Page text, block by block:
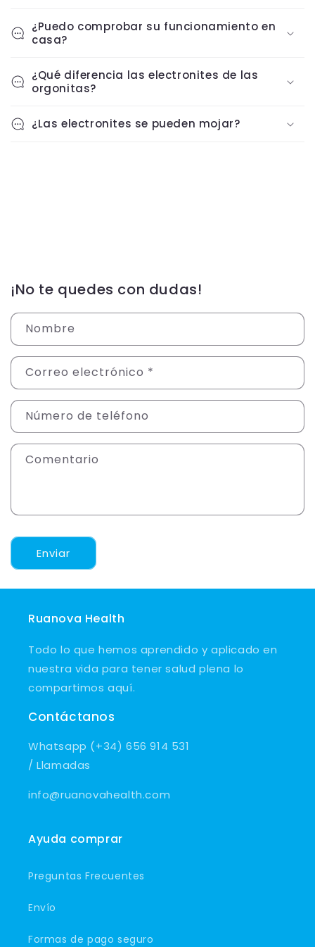
¿Puedo comprobar su funcionamiento en
casa?
¿Qué diferencia las electronites de las
orgonitas?
¿Las electronites se pueden mojar?
¡No te quedes con dudas!
Nombre
Correo electrónico *
Número de teléfono
Comentario
Enviar
Ruanova Health
Todo lo que hemos aprendido y aplicado en
nuestra vida para tener salud plena lo
compartimos aquí.
Contáctanos
Whatsapp (+34) 656 914 531
/ Llamadas
info@ruanovahealth.com
Ayuda comprar
Preguntas Frecuentes
Envío
Formas de pago seguro